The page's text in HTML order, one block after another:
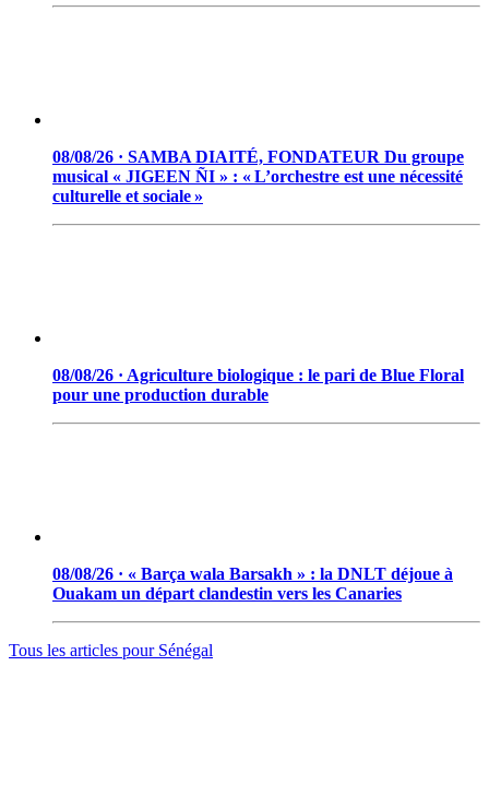
08/08/26 · SAMBA DIAITÉ, FONDATEUR Du groupe
musical « JIGEEN ÑI » : « L’orchestre est une nécessité
culturelle et sociale »
08/08/26 · Agriculture biologique : le pari de Blue Floral
pour une production durable
08/08/26 · « Barça wala Barsakh » : la DNLT déjoue à
Ouakam un départ clandestin vers les Canaries
Tous les articles pour Sénégal